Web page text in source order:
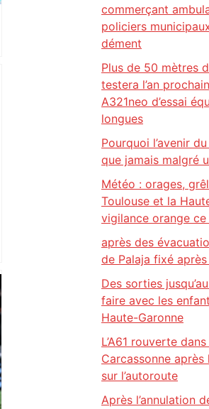
commerçant
policiers
dément
Plus de 50 mètres
testera l’an
A321neo d’essai
longues
Pourquoi l’avenir
que jamais malgré
Météo : orages,
Toulouse et la
vigilance orange ce
après des
de Palaja fixé
Des sorties
faire avec les
Haute-Garonne
L’A61 rouverte
Carcassonne après
sur l’autoroute
Après l’annulation